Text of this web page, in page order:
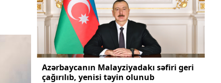
Gənclər və İdman
Media və QHT
geri
Azərbaycanın Pakistandakı səfiri geri
çağırılıb, yenisi təyin olunub